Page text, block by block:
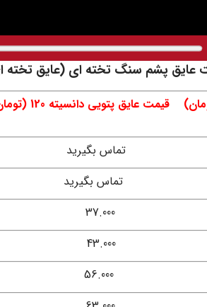
عایق پشم سنگ تخته ای (عایق تخته
تماس بگیرید
تماس بگیرید